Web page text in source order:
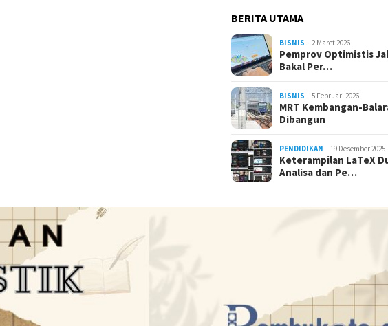
BERITA UTAMA
BISNIS 2 Maret 2026
Pemprov Optimistis
Bakal Per…
BISNIS 5 Februari 2026
MRT Kembangan-
Dibangun
PENDIDIKAN 19 Desember 2025
Keterampilan LaTeX
Analisa dan Pe…